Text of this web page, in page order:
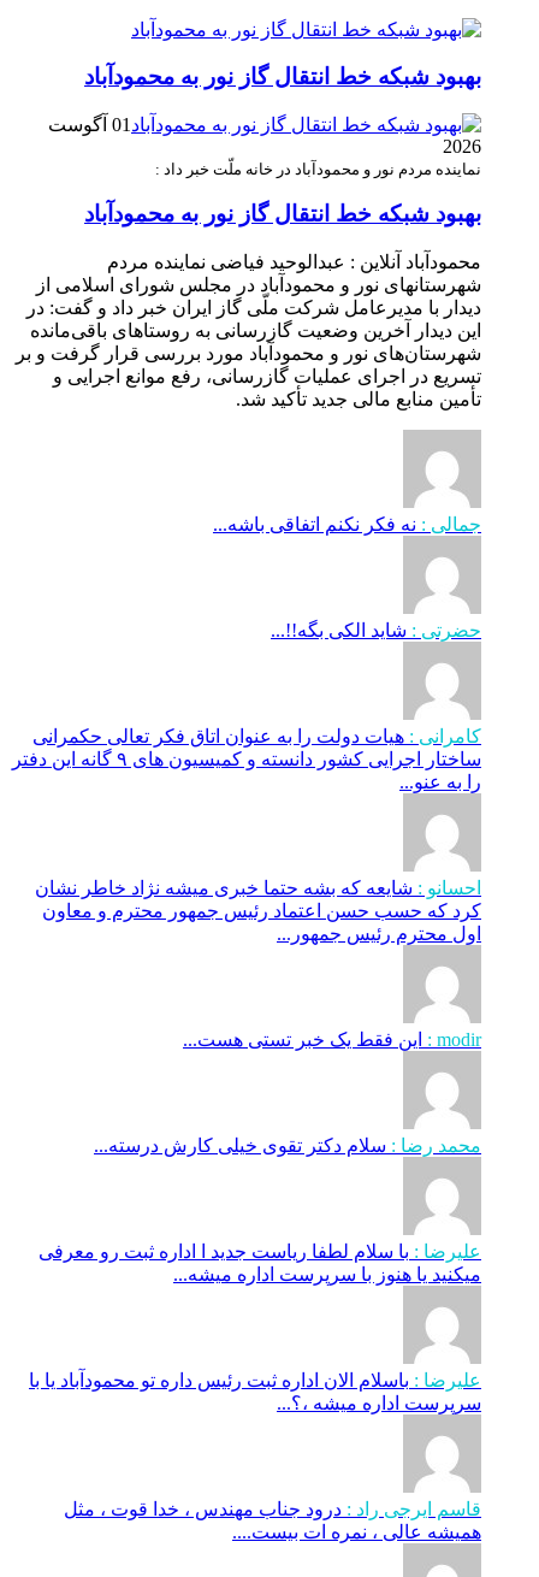
بهبود شبکه خط انتقال گاز نور به محمودآباد
01 آگوست
2026
نماینده مردم نور و محمودآباد در خانه ملّت خبر داد :
بهبود شبکه خط انتقال گاز نور به محمودآباد
محمودآباد آنلاین : عبدالوحید فیاضی نماینده مردم
شهرستانهای نور و محمودآباد در مجلس شورای اسلامی از
دیدار با مدیرعامل شرکت ملّی گاز ایران خبر داد و گفت: در
این دیدار آخرین وضعیت گازرسانی به روستاهای باقی‌مانده
شهرستان‌های نور و محمودآباد مورد بررسی قرار گرفت و بر
تسریع در اجرای عملیات گازرسانی، رفع موانع اجرایی و
تأمین منابع مالی جدید تأکید شد.
جمالی : نه فکر نکنم اتفاقی باشه...
حضرتی : شاید الکی بگه!!...
کامرانی : هیات دولت را به عنوان اتاق فکر تعالی حکمرانی
ساختار اجرایی کشور دانسته و کمیسیون های ۹ گانه این دفتر
را به عنو...
احسانو : شایعه که بشه حتما خبری میشه نژاد خاطر نشان
کرد که حسب حسن اعتماد رئیس جمهور محترم و معاون
اول محترم رئیس جمهور...
modir : این فقط یک خبر تستی هست...
محمد رضا : سلام دکتر تقوی خیلی کارش درسته...
علیرضا : با سلام لطفا ریاست جدید ا اداره ثبت‌ رو معرفی
میکنید یا هنوز با سرپرست اداره‌ میشه...
علیرضا : باسلام الان اداره ثبت رئیس داره تو محمودآباد یا با
سرپرست اداره میشه ،؟...
قاسم ایرجی راد : درود جناب مهندس ، خدا قوت ، مثل
همیشه عالی ، نمره ات بیست....